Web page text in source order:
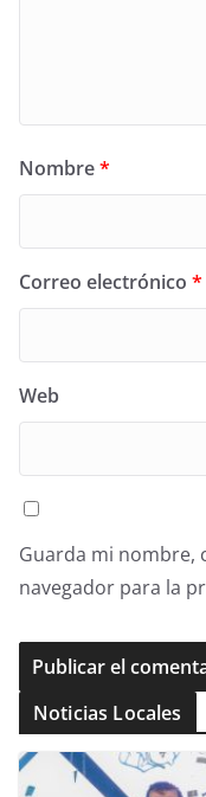
Nombre*
Correo electrónico *
Web
Guarda mi nombre,
navegador para la
Noticias Locales